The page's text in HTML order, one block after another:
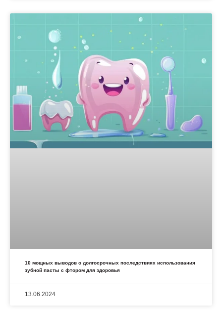
10 мощных выводов о долгосрочных последствиях использования
зубной пасты с фтором для здоровья
13.06.2024